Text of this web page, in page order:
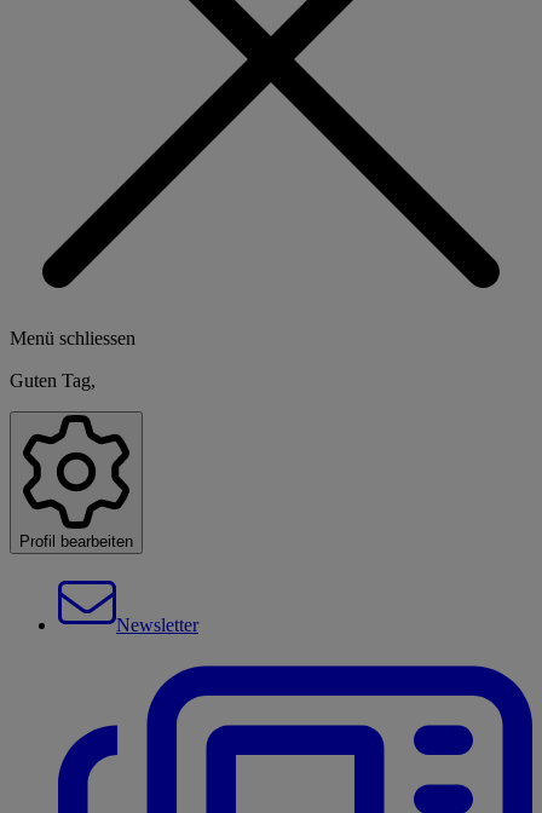
Menü schliessen
Guten Tag,
Profil bearbeiten
Newsletter